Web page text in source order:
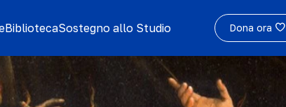
BibliotecaSostegno allo Studio Dona ora